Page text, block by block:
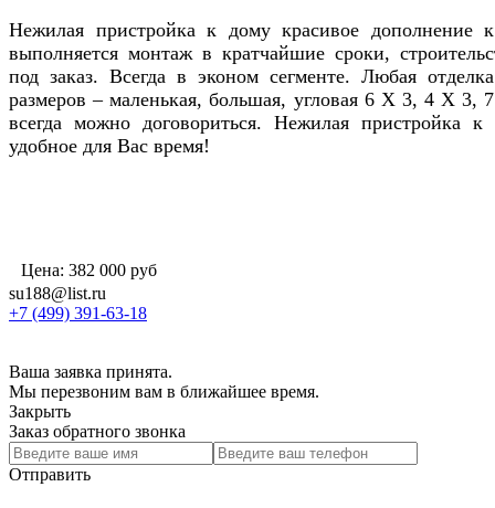
Нежилая пристройка к дому красивое дополнение
выполняется монтаж в кратчайшие сроки,
под заказ. Всегда в эконом сегменте. Любая
размеров – маленькая, большая, угловая 6 Х 3, 4 Х 3,
всегда можно договориться. Нежилая пристройка
удобное для Вас время!
Цена: 382 000 руб
su188@list.ru
+7 (499) 391-63-18
Ваша заявка принята.
Мы перезвоним вам в ближайшее время.
Закрыть
Заказ обратного звонка
Отправить